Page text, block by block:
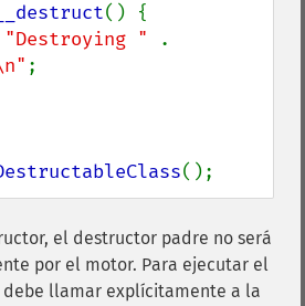
__destruct() {
"Destroying "
;
();
el destructor padre no será
por el motor. Para ejecutar el
llamar explícitamente a la